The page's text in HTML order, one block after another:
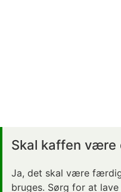
Skal kaffen være
Ja, det skal være
bruges. Sørg for at